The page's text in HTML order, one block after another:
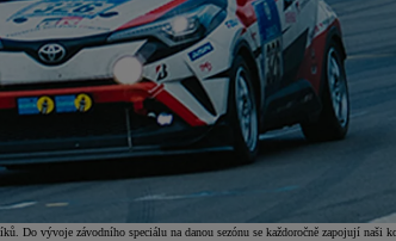
vývoje závodního speciálu na danou sezónu se každoročně zapojují naši